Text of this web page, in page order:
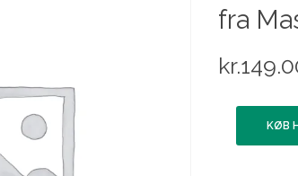
fra
kr.
KØB